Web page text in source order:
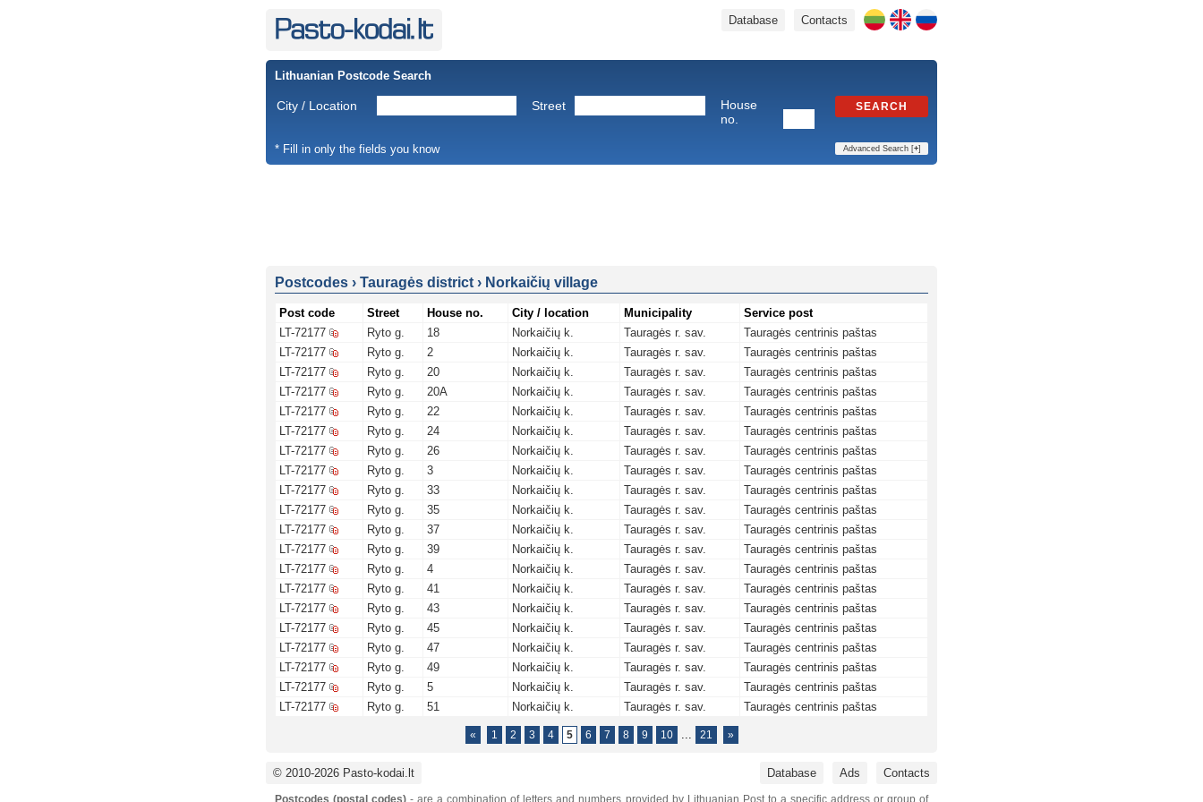
Contacts
Database
Lithuanian Postcode Search
City / Location Street
House
no.
SEARCH
* Fill in only the fields you know Advanced Search [+]
Postcodes › Tauragės district › Norkaičių village
Post code Street House no. City / location Municipality
Service post
LT-72177
Ryto g. 18 Norkaičių k. Tauragės r. sav.
Tauragės centrinis paštas
LT-72177
Ryto g. 2 Norkaičių k. Tauragės r. sav.
Tauragės centrinis paštas
LT-72177
Ryto g. 20 Norkaičių k. Tauragės r. sav.
Tauragės centrinis paštas
LT-72177
Ryto g. 20A Norkaičių k. Tauragės r. sav.
Tauragės centrinis paštas
LT-72177
Ryto g. 22 Norkaičių k. Tauragės r. sav.
Tauragės centrinis paštas
LT-72177
Ryto g. 24 Norkaičių k. Tauragės r. sav.
Tauragės centrinis paštas
LT-72177
Ryto g. 26 Norkaičių k. Tauragės r. sav.
Tauragės centrinis paštas
LT-72177
Ryto g. 3 Norkaičių k. Tauragės r. sav.
Tauragės centrinis paštas
LT-72177
Ryto g. 33 Norkaičių k. Tauragės r. sav.
Tauragės centrinis paštas
LT-72177
Ryto g. 35 Norkaičių k. Tauragės r. sav.
Tauragės centrinis paštas
LT-72177
Ryto g. 37 Norkaičių k. Tauragės r. sav.
Tauragės centrinis paštas
LT-72177
Ryto g. 39 Norkaičių k. Tauragės r. sav.
Tauragės centrinis paštas
LT-72177
Ryto g. 4 Norkaičių k. Tauragės r. sav.
Tauragės centrinis paštas
LT-72177
Ryto g. 41 Norkaičių k. Tauragės r. sav.
Tauragės centrinis paštas
LT-72177
Ryto g. 43 Norkaičių k. Tauragės r. sav.
Tauragės centrinis paštas
LT-72177
Ryto g. 45 Norkaičių k. Tauragės r. sav.
Tauragės centrinis paštas
LT-72177
Ryto g. 47 Norkaičių k. Tauragės r. sav.
Tauragės centrinis paštas
LT-72177
Ryto g. 49 Norkaičių k. Tauragės r. sav.
Tauragės centrinis paštas
LT-72177
Ryto g. 5 Norkaičių k. Tauragės r. sav.
Tauragės centrinis paštas
LT-72177
Ryto g. 51 Norkaičių k. Tauragės r. sav. Tauragės centrinis paštas
« 1 2 3 4 5 6 7 8 9 10 ... 21 »
© 2010-2026 Pasto-kodai.lt Database Ads Contacts
Postcodes (postal codes) - are a combination of letters and numbers provided by Lithuanian Post to a specific address or group of